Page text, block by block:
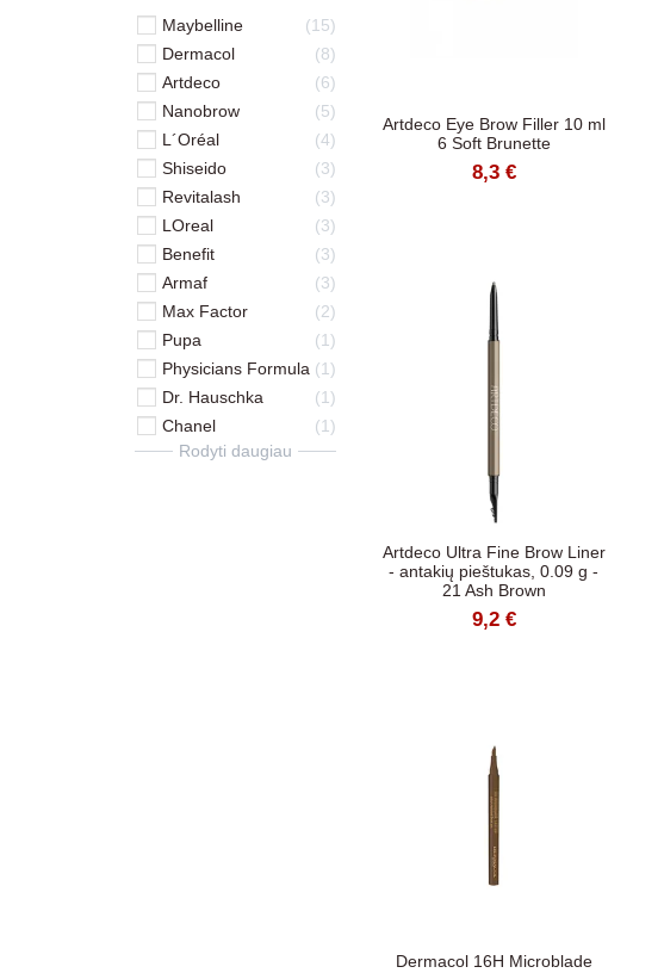
Artdeco Eye Brow Filler 10 ml
6 Soft Brunette
8,3 €
Artdeco Ultra Fine Brow Liner
- antakių pieštukas, 0.09 g -
21 Ash Brown
9,2 €
Dermacol 16H Microblade
Maybelline
15
Dermacol
8
Artdeco
6
Nanobrow
5
L´Oréal
4
Shiseido
3
Revitalash
3
LOreal
3
Benefit
3
Armaf
3
Max Factor
2
Pupa
1
Physicians Formula
1
Dr. Hauschka
1
Chanel
1
Rodyti daugiau